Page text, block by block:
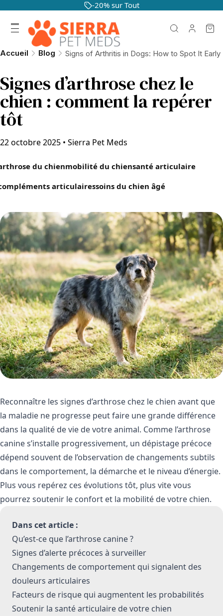
-20% sur Tout
Accueil Blog Signs of Arthritis in Dogs: How to Spot It Early
Signes d’arthrose chez le
chien : comment la repérer
tôt
22 octobre 2025 • Sierra Pet Meds
du chienmobilité du chiensanté articulaire
articulairessoins du chien âgé
Reconnaître les signes d’arthrose chez le chien avant que
la maladie ne progresse peut faire une grande différence
dans la qualité de vie de votre animal. Comme l’arthrose
canine s’installe progressivement, un dépistage précoce
dépend souvent de l’observation de changements subtils
dans le comportement, la démarche et le niveau d’énergie.
Plus vous repérez ces évolutions tôt, plus vite vous
pourrez soutenir le confort et la mobilité de votre chien.
Dans cet article :
Qu’est-ce que l’arthrose canine ?
Signes d’alerte précoces à surveiller
Changements de comportement qui signalent des
douleurs articulaires
Facteurs de risque qui augmentent les probabilités
Soutenir la santé articulaire de votre chien